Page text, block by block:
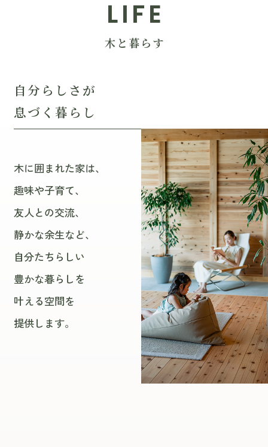
LIFE
木と暮らす
自分らしさが
息づく暮らし
木に囲まれた家は、
趣味や子育て、
友人との交流、
静かな余生など、
自分たちらしい
豊かな暮らしを
叶える空間を
提供します。